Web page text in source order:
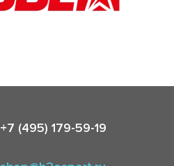
+7 (495) 179-59-19